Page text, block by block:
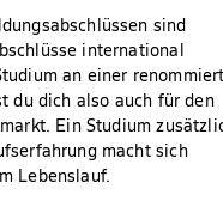
sind
international
an einer
du dich also auch für den
Ein Studium
macht sich
Lebenslauf.